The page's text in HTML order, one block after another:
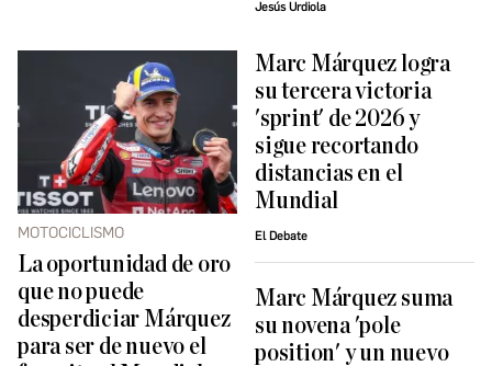
Jesús Urdiola
MOTOCICLISMO
La oportunidad de oro
que no puede
desperdiciar Márquez
para ser de nuevo el
Marc Márquez logra
su tercera victoria
'sprint' de 2026 y
sigue recortando
distancias en el
Mundial
El Debate
Marc Márquez suma
su novena 'pole
position' y un nuevo